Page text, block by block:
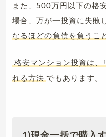
また、500万円以下の格
場合、万が一投資に失敗
なるほどの負債を負うこ
格安マンション投資は、
れる方法 でもあります。